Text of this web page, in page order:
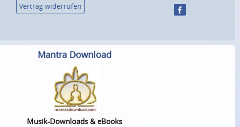
Vertrag widerrufen
Mantra Download
Musik-Downloads & eBooks